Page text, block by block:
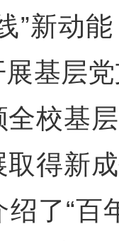
”新动
基层
校基
得新
了“百